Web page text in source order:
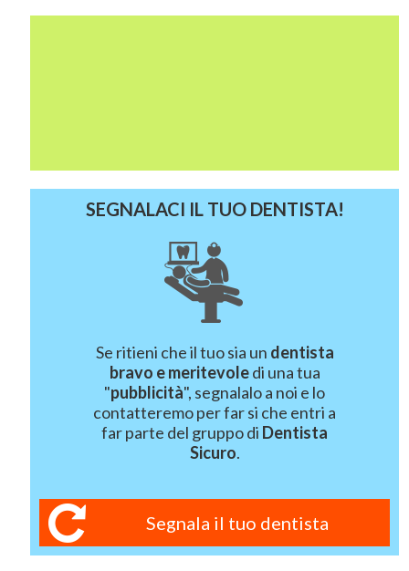
SEGNALACI IL TUO DENTISTA!
Se ritieni che il tuo sia un dentista
bravo e meritevoledi una tua
"pubblicità", segnalalo a noi e lo
contatteremo per far si che entri a
far parte del gruppo di Dentista
Sicuro.
Segnala il tuo dentista